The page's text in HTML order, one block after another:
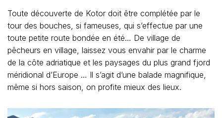
Toute découverte de Kotor doit être complétée par le
tour des bouches, si fameuses, qui s’effectue par une
toute petite route bondée en été… De village de
pêcheurs en village, laissez vous envahir par le charme
de la côte adriatique et les paysages du plus grand fjord
méridional d’Europe … Il s’agit d’une balade magnifique,
même si hors saison, on profite mieux des lieux.